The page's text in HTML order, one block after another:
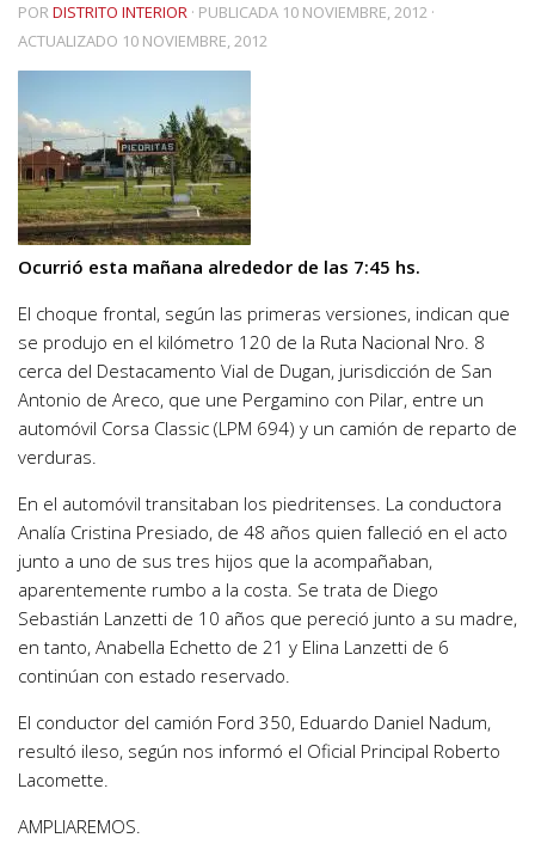
PORDISTRITO INTERIOR · PUBLICADA 10 NOVIEMBRE, 2012 ·
ACTUALIZADO 10 NOVIEMBRE, 2012
Ocurrió esta mañana alrededor de las 7:45 hs.
El choque frontal, según las primeras versiones, indican que
se produjo en el kilómetro 120 de la Ruta Nacional Nro. 8
cerca del Destacamento Vial de Dugan, jurisdicción de San
Antonio de Areco, que une Pergamino con Pilar, entre un
automóvil Corsa Classic (LPM 694) y un camión de reparto de
verduras.
En el automóvil transitaban los piedritenses. La conductora
Analía Cristina Presiado, de 48 años quien falleció en el acto
junto a uno de sus tres hijos que la acompañaban,
aparentemente rumbo a la costa. Se trata de Diego
Sebastián Lanzetti de 10 años que pereció junto a su madre,
en tanto, Anabella Echetto de 21 y Elina Lanzetti de 6
continúan con estado reservado.
El conductor del camión Ford 350, Eduardo Daniel Nadum,
resultó ileso, según nos informó el Oficial Principal Roberto
Lacomette.
AMPLIAREMOS.